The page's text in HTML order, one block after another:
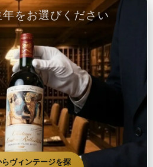
をお選びください
らヴィンテージを探